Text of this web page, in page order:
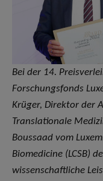
Bei der 14.
Forschungsfonds
Krüger, Direktor der
Translationale
Boussaad vom
Biomedicine (LCSB)
wissenschaftliche